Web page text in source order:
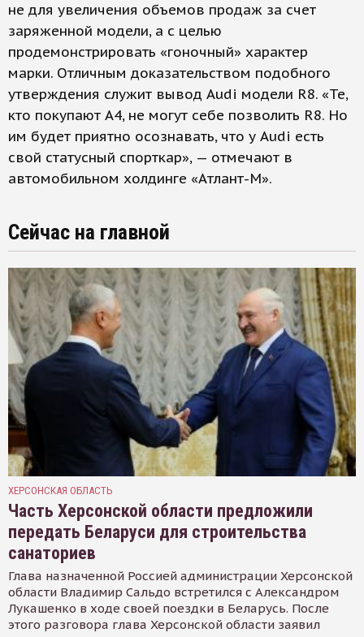
не для увеличения объемов продаж за счет
заряженной модели, а с целью
продемонстрировать «гоночный» характер
марки. Отличным доказательством подобного
утверждения служит вывод Audi модели R8. «Те,
кто покупают A4, не могут себе позволить R8. Но
им будет приятно осознавать, что у Audi есть
свой статусный спорткар», — отмечают в
автомобильном холдинге «Атлант-М».
Сейчас на главной
ХЕРСОНСКАЯ ОБЛАСТЬ
Часть Херсонской области предложили
передать Беларуси для строительства
санаториев
Глава назначенной Россией администрации Херсонской
области Владимир Сальдо встретился с Александром
Лукашенко в ходе своей поездки в Беларусь. После
этого разговора глава Херсонской области заявил